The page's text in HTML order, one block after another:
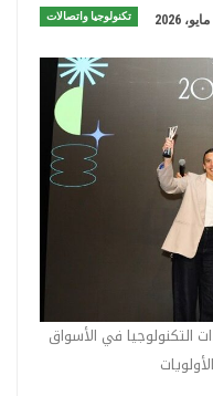
تكنولوجيا واتصالات
التكنولوجيا في الأسواق